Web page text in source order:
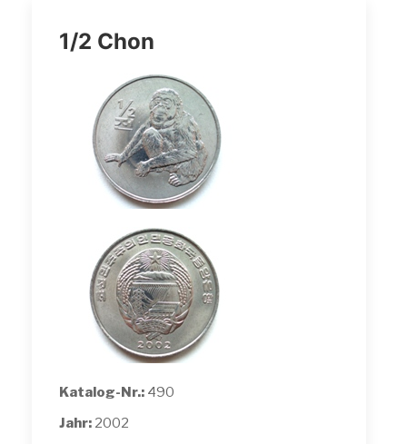
1/2 Chon
Katalog-Nr.: 490
Jahr: 2002